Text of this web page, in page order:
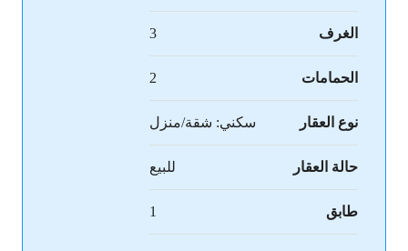
الغرف 3
الحمامات 2
نوع العقار سكني: شقة/منزل
حالة العقار للبيع
طابق 1